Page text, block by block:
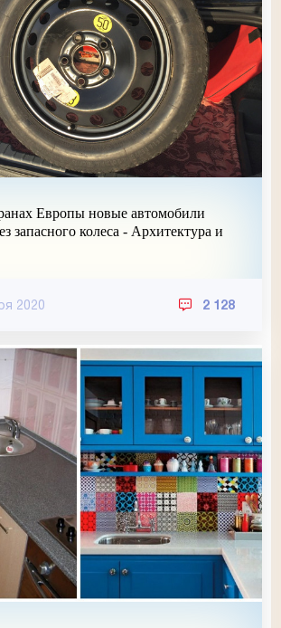
Европы новые автомобили
запасного колеса - Архитектура и
2020 2 128